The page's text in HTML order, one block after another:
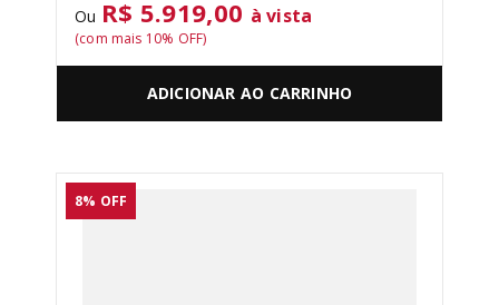
Ou R$ 5.919,00 à vista
(com mais 10% OFF)
ADICIONAR AO CARRINHO
8% OFF